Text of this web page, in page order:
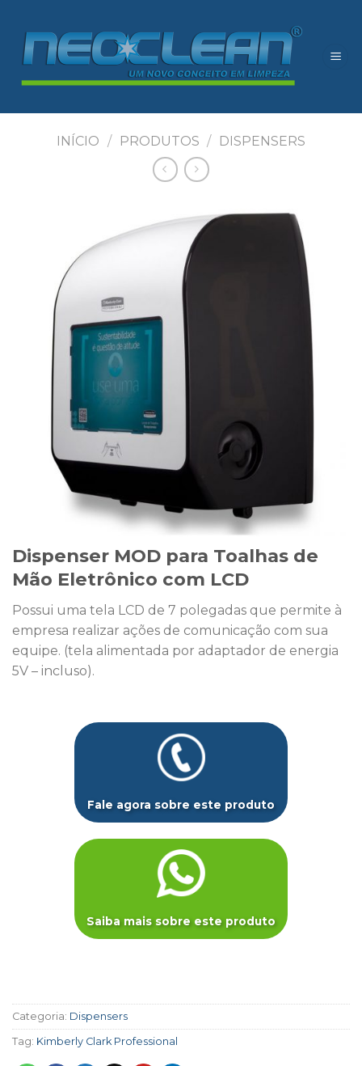
content
INÍCIO / PRODUTOS / DISPENSERS
Dispenser MOD para Toalhas de
Mão Eletrônico com LCD
Possui uma tela LCD de 7 polegadas que permite à
empresa realizar ações de comunicação com sua
equipe. (tela alimentada por adaptador de energia
5V – incluso).
Fale agora sobre este produto
Saiba mais sobre este produto
Categoria: Dispensers
Tag: Kimberly Clark Professional